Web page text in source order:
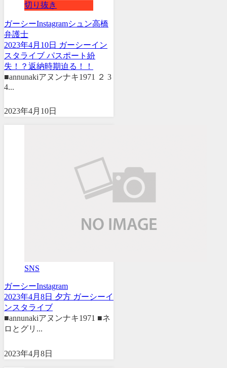
切り抜き
ガーシーInstagramシュン高橋
弁護士
2023年4月10日 ガーシーイン
スタライブ パスポート紛
失！？返納時期迫る！！
■annunakiアヌンナキ1971 ２ 3
4...
2023年4月10日
SNS
ガーシーInstagram
2023年4月8日 夕方 ガーシーイ
ンスタライブ
■annunakiアヌンナキ1971 ■ネ
ロとグリ...
2023年4月8日